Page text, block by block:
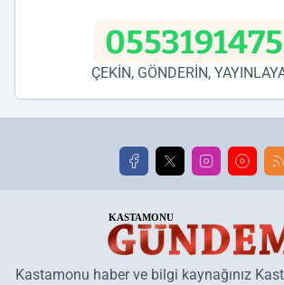
ÇEKİN, GÖNDERİN,
Kastamonu haber ve bilgi kaynağınız